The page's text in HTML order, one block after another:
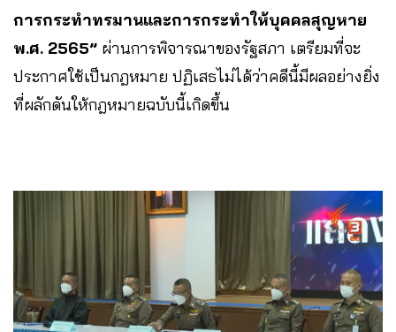
การกระทำทรมานและการกระทำให้บุคคลสุญหาย
พ.ศ. 2565” ผ่านการพิจารณาของรัฐสภา เตรียมที่จะ
ประกาศใช้เป็นกฎหมาย ปฏิเสธไม่ได้ว่าคดีนี้มีผลอย่างยิ่ง
ที่ผลักดันให้กฎหมายฉบับนี้เกิดขึ้น